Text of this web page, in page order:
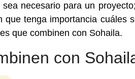
necesario para un
tenga importancia cuáles
que combinen con Sohaila.
con